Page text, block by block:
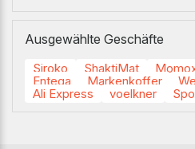
Ausgewählte Geschäfte
Siroko ShaktiMat
Entega
Markenkoffer
Ali Express
voelkner